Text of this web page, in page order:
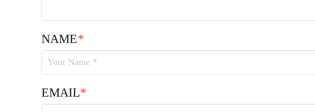
NAME*
EMAIL*